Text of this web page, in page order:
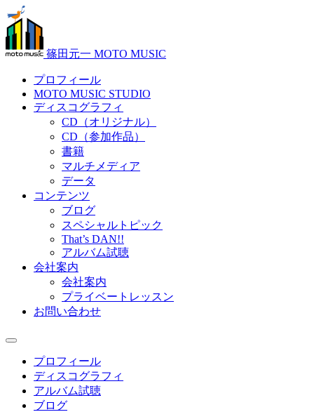
篠田元一 MOTO MUSIC
プロフィール
MOTO MUSIC STUDIO
ディスコグラフィ
CD（オリジナル）
CD（参加作品）
書籍
マルチメディア
データ
コンテンツ
ブログ
スペシャルトピック
That’s DAN!!
アルバム試聴
会社案内
会社案内
プライベートレッスン
お問い合わせ
プロフィール
ディスコグラフィ
アルバム試聴
ブログ